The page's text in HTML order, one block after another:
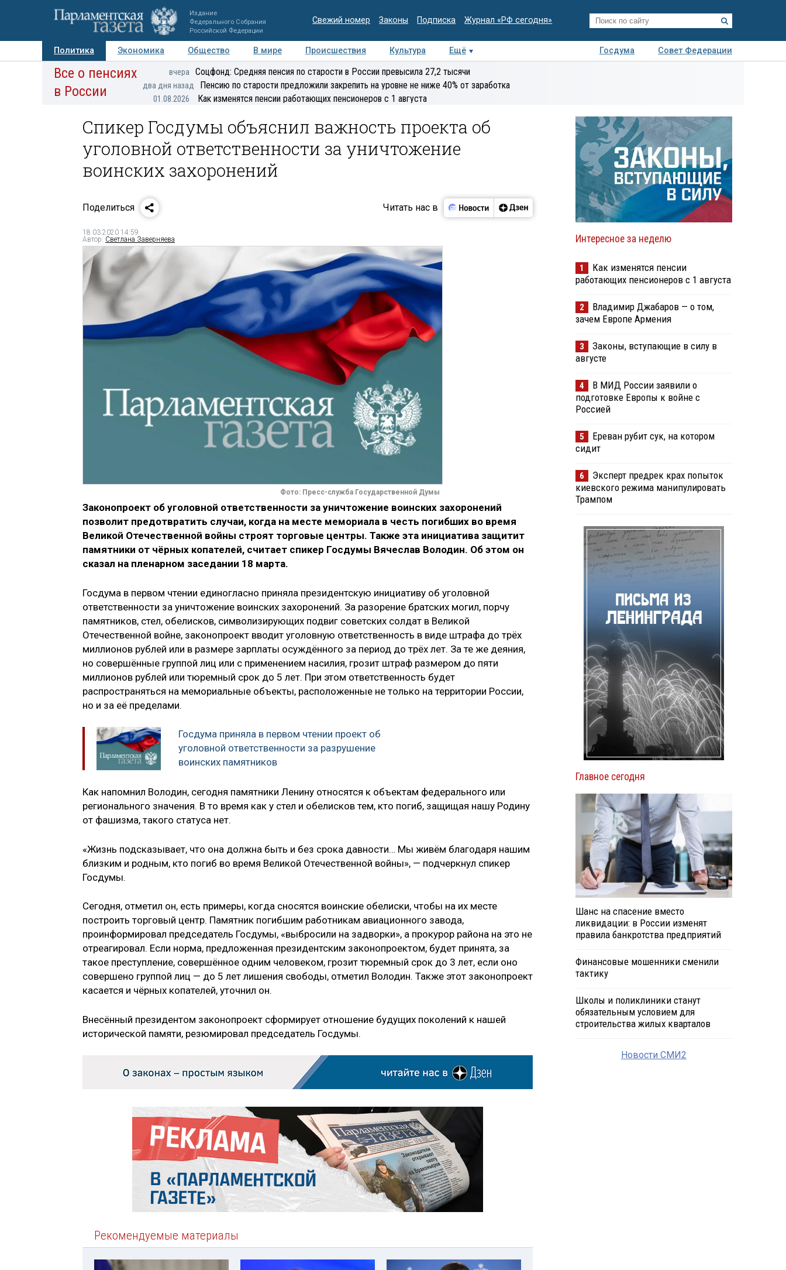
Издание
Федерального Собрания
Российской Федерации
Свежий номер Законы Подписка Журнал «РФ сегодня»
Политика Экономика Общество В мире Происшествия Культура Ещё Госдума
Совет Федерации
Авторы Персоны Мнения Регионы Медиацентр Интервью Колумнисты
экспертиза
Все о пенсиях
в России
вчера Соцфонд: Средняя пенсия по старости в России превысила 27,2 тысячи
два дня назад Пенсию по старости предложили закрепить на уровне не ниже 40% от заработка
01.08.2026 Как изменятся пенсии работающих пенсионеров с 1 августа
Спикер Госдумы объяснил важность проекта об
уголовной ответственности за уничтожение
воинских захоронений
Поделиться Читать нас в
18.03.2020 14:59
Автор: Светлана Заверняева
Фото: Пресс-служба Государственной Думы
Законопроект об уголовной ответственности за уничтожение воинских захоронений
позволит предотвратить случаи, когда на месте мемориала в честь погибших во время
Великой Отечественной войны строят торговые центры. Также эта инициатива защитит
памятники от чёрных копателей, считает спикер Госдумы Вячеслав Володин. Об этом он
сказал на пленарном заседании 18 марта.
Госдума в первом чтении единогласно приняла президентскую инициативу об уголовной
ответственности за уничтожение воинских захоронений. За разорение братских могил, порчу
памятников, стел, обелисков, символизирующих подвиг советских солдат в Великой
Отечественной войне, законопроект вводит уголовную ответственность в виде штрафа до трёх
миллионов рублей или в размере зарплаты осуждённого за период до трёх лет. За те же деяния,
но совершённые группой лиц или с применением насилия, грозит штраф размером до пяти
миллионов рублей или тюремный срок до 5 лет. При этом ответственность будет
распространяться на мемориальные объекты, расположенные не только на территории России,
но и за её пределами.
Госдума приняла в первом чтении проект об
уголовной ответственности за разрушение
воинских памятников
Как напомнил Володин, сегодня памятники Ленину относятся к объектам федерального или
регионального значения. В то время как у стел и обелисков тем, кто погиб, защищая нашу Родину
от фашизма, такого статуса нет.
«Жизнь подсказывает, что она должна быть и без срока давности… Мы живём благодаря нашим
близким и родным, кто погиб во время Великой Отечественной войны», — подчеркнул спикер
Госдумы.
Сегодня, отметил он, есть примеры, когда сносятся воинские обелиски, чтобы на их месте
построить торговый центр. Памятник погибшим работникам авиационного завода,
проинформировал председатель Госдумы, «выбросили на задворки», а прокурор района на это не
отреагировал. Если норма, предложенная президентским законопроектом, будет принята, за
такое преступление, совершённое одним человеком, грозит тюремный срок до 3 лет, если оно
совершено группой лиц — до 5 лет лишения свободы, отметил Володин. Также этот законопроект
касается и чёрных копателей, уточнил он.
Внесённый президентом законопроект сформирует отношение будущих поколений к нашей
исторической памяти, резюмировал председатель Госдумы.
Рекомендуемые материалы
Интересное за неделю
1
Как изменятся пенсии
работающих пенсионеров с 1 августа
2
Владимир Джабаров — о том,
зачем Европе Армения
3
Законы, вступающие в силу в
августе
4
В МИД России заявили о
подготовке Европы к войне с
Россией
5
Ереван рубит сук, на котором
сидит
6
Эксперт предрек крах попыток
киевского режима манипулировать
Трампом
Главное сегодня
Шанс на спасение вместо
ликвидации: в России изменят
правила банкротства предприятий
Финансовые мошенники сменили
тактику
Школы и поликлиники станут
обязательным условием для
строительства жилых кварталов
Новости СМИ2